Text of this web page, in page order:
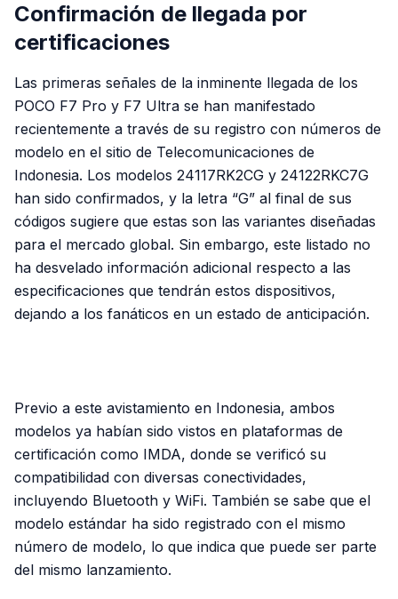
Confirmación de llegada por
certificaciones
Las primeras señales de la inminente llegada de los
POCO F7 Pro y F7 Ultra se han manifestado
recientemente a través de su registro con números de
modelo en el sitio de Telecomunicaciones de
Indonesia. Los modelos 24117RK2CG y 24122RKC7G
han sido confirmados, y la letra “G” al final de sus
códigos sugiere que estas son las variantes diseñadas
para el mercado global. Sin embargo, este listado no
ha desvelado información adicional respecto a las
especificaciones que tendrán estos dispositivos,
dejando a los fanáticos en un estado de anticipación.
Previo a este avistamiento en Indonesia, ambos
modelos ya habían sido vistos en plataformas de
certificación como IMDA, donde se verificó su
compatibilidad con diversas conectividades,
incluyendo Bluetooth y WiFi. También se sabe que el
modelo estándar ha sido registrado con el mismo
número de modelo, lo que indica que puede ser parte
del mismo lanzamiento.